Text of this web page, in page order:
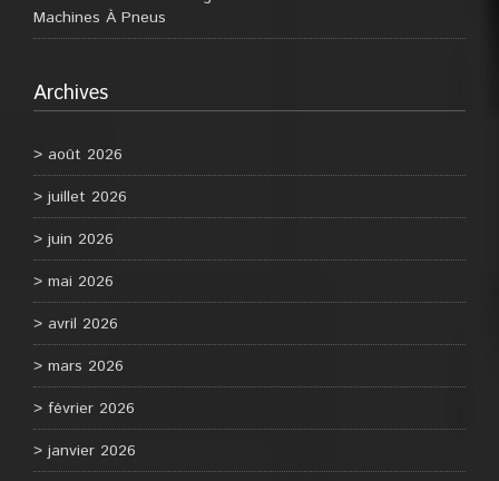
Machines À Pneus
Archives
août 2026
juillet 2026
juin 2026
mai 2026
avril 2026
mars 2026
février 2026
janvier 2026